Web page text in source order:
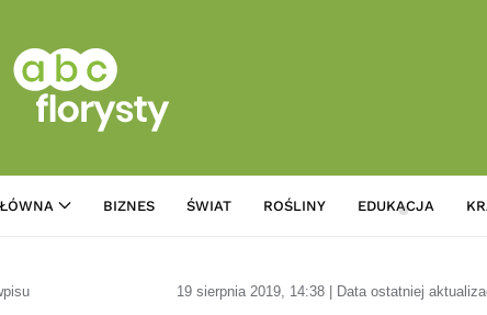
BIZNES ŚWIAT ROŚLINY EDUKACJA
19 sierpnia 2019, 14:38 | Data ostatniej